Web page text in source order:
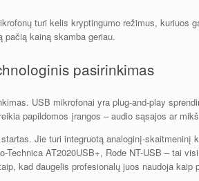
turi kelis kryptingumo režimus, kuriuos
pačią kainą skamba geriau.
pasirinkimas
USB mikrofonai yra plug-and-play
papildomos įrangos – audio sąsajos ar
Jie turi integruotą analoginį-skaitmeninį
Technica AT2020USB+, Rode NT-USB – tai
kad daugelis profesionalų juos naudoja kaip